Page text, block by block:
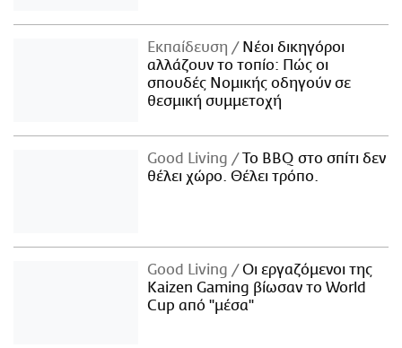
Εκπαίδευση
Νέοι δικηγόροι
αλλάζουν το τοπίο: Πώς οι
σπουδές Νομικής οδηγούν σε
θεσμική συμμετοχή
Good Living
Το BBQ στο σπίτι δεν
θέλει χώρο. Θέλει τρόπο.
Good Living
Οι εργαζόμενοι της
Kaizen Gaming βίωσαν το World
Cup από "μέσα"